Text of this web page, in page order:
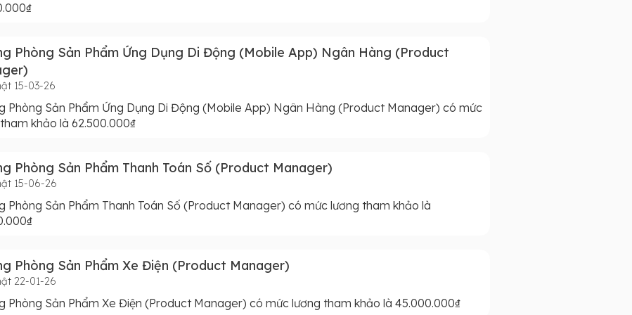
Phòng Sản Phẩm Ứng Dụng Di Động (Mobile App) Ngân Hàng (Product
15-03-26
Phòng Sản Phẩm Ứng Dụng Di Động (Mobile App) Ngân Hàng (Product Manager) có mức
khảo là 62.500.000₫
Phòng Sản Phẩm Thanh Toán Số (Product Manager)
15-06-26
Phòng Sản Phẩm Thanh Toán Số (Product Manager) có mức lương tham khảo là
Phòng Sản Phẩm Xe Điện (Product Manager)
22-01-26
Phòng Sản Phẩm Xe Điện (Product Manager) có mức lương tham khảo là 45.000.000₫